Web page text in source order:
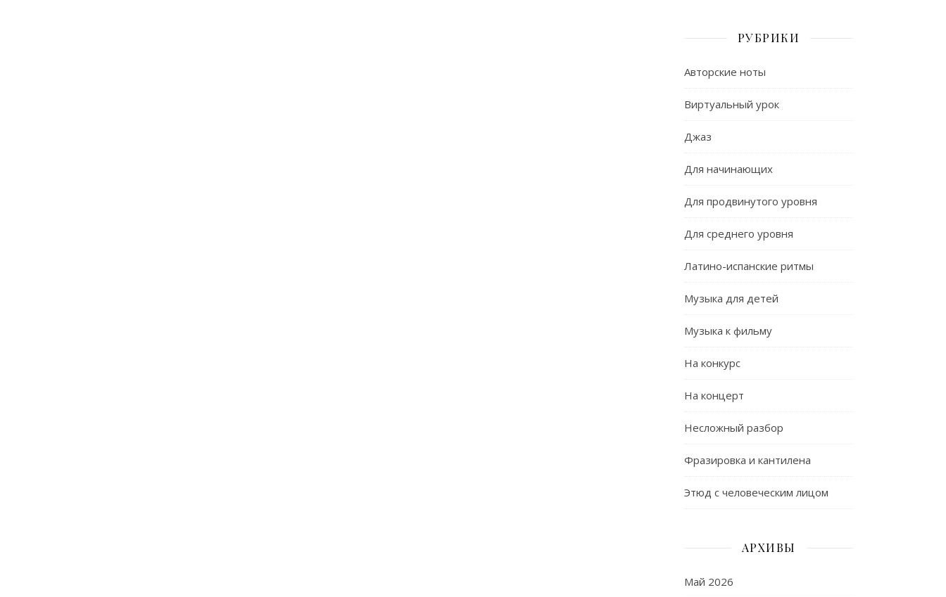
РУБРИКИ
Авторские ноты
Виртуальный урок
Джаз
Для начинающих
Для продвинутого уровня
Для среднего уровня
Латино-испанские ритмы
Музыка для детей
Музыка к фильму
На конкурс
На концерт
Несложный разбор
Фразировка и кантилена
Этюд с человеческим лицом
АРХИВЫ
Май 2026